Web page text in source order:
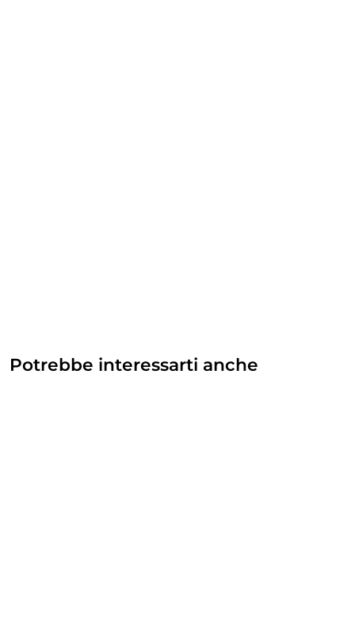
Potrebbe interessarti anche